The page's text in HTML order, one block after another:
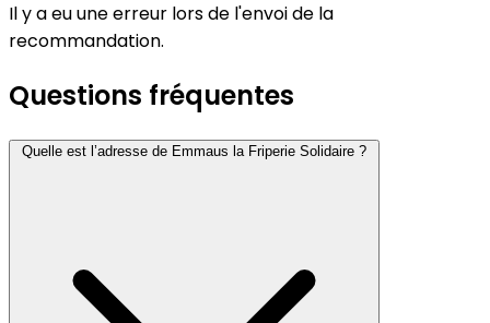
Il y a eu une erreur lors de l'envoi de la
recommandation.
Questions fréquentes
Quelle est l’adresse de Emmaus la Friperie Solidaire ?